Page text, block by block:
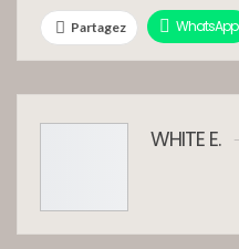
Partagez WhatsApp
Facebook Messenger
WHITE E.